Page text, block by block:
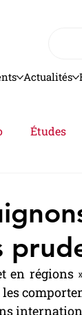
Actualités
Études
en régions